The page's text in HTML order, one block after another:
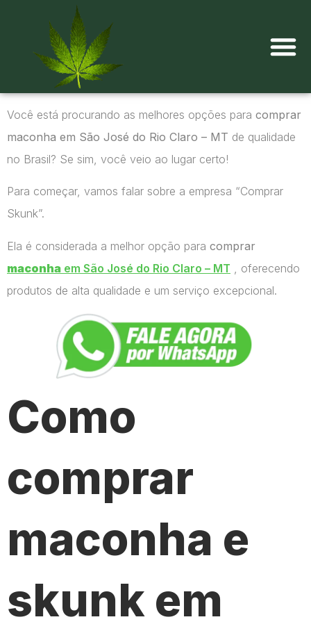
Você está procurando as melhores opções para comprar
maconha em São José do Rio Claro – MT de qualidade
no Brasil? Se sim, você veio ao lugar certo!
Para começar, vamos falar sobre a empresa “Comprar
Skunk”.
Ela é considerada a melhor opção para comprar
maconha em São José do Rio Claro – MT , oferecendo
produtos de alta qualidade e um serviço excepcional.
Como
comprar
maconha e
skunk em